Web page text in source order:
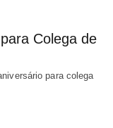
Colega de
para colega